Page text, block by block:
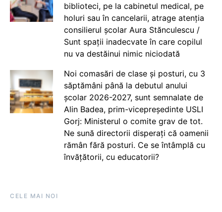
biblioteci, pe la cabinetul medical, pe
holuri sau în cancelarii, atrage atenția
consilierul școlar Aura Stănculescu /
Sunt spații inadecvate în care copilul
nu va destăinui nimic niciodată
Noi comasări de clase și posturi, cu 3
săptămâni până la debutul anului
școlar 2026-2027, sunt semnalate de
Alin Badea, prim-vicepreședinte USLI
Gorj: Ministerul o comite grav de tot.
Ne sună directorii disperați că oamenii
rămân fără posturi. Ce se întâmplă cu
învățătorii, cu educatorii?
CELE MAI NOI